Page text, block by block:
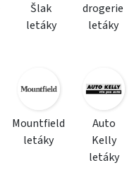
Šlak
letáky
drogerie
letáky
Mountfield
letáky
Auto
Kelly
letáky